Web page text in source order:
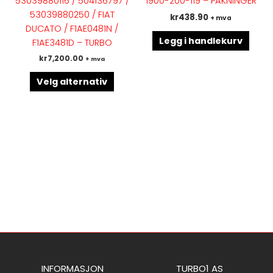
53039880250 / FIAT
DUCATO / F1AE0481N /
F1AE3481D – TURBO
kr7,200.00 + mva
Velg alternativ
Alternativene
kan
velges
kr438.90 + mva
Legg i handlekurv
INFORMASJON TURBO1 AS